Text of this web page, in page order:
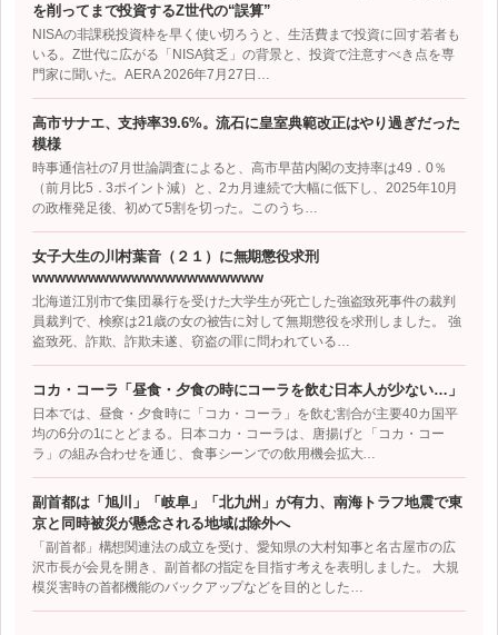
を削ってまで投資するZ世代の“誤算”
NISAの非課税投資枠を早く使い切ろうと、生活費まで投資に回す若者も
いる。Z世代に広がる「NISA貧乏」の背景と、投資で注意すべき点を専
門家に聞いた。AERA 2026年7月27日…
高市サナエ、支持率39.6%。流石に皇室典範改正はやり過ぎだった
模様
時事通信社の7月世論調査によると、高市早苗内閣の支持率は49．0％
（前月比5．3ポイント減）と、2カ月連続で大幅に低下し、2025年10月
の政権発足後、初めて5割を切った。このうち…
女子大生の川村葉音（２１）に無期懲役求刑
wwwwwwwwwwwwwwwwwwwww
北海道江別市で集団暴行を受けた大学生が死亡した強盗致死事件の裁判
員裁判で、検察は21歳の女の被告に対して無期懲役を求刑しました。 強
盗致死、詐欺、詐欺未遂、窃盗の罪に問われている…
コカ・コーラ「昼食・夕食の時にコーラを飲む日本人が少ない…」
日本では、昼食・夕食時に「コカ・コーラ」を飲む割合が主要40カ国平
均の6分の1にとどまる。日本コカ・コーラは、唐揚げと「コカ・コー
ラ」の組み合わせを通じ、食事シーンでの飲用機会拡大…
副首都は「旭川」「岐阜」「北九州」が有力、南海トラフ地震で東
京と同時被災が懸念される地域は除外へ
「副首都」構想関連法の成立を受け、愛知県の大村知事と名古屋市の広
沢市長が会見を開き、副首都の指定を目指す考えを表明しました。 大規
模災害時の首都機能のバックアップなどを目的とした…